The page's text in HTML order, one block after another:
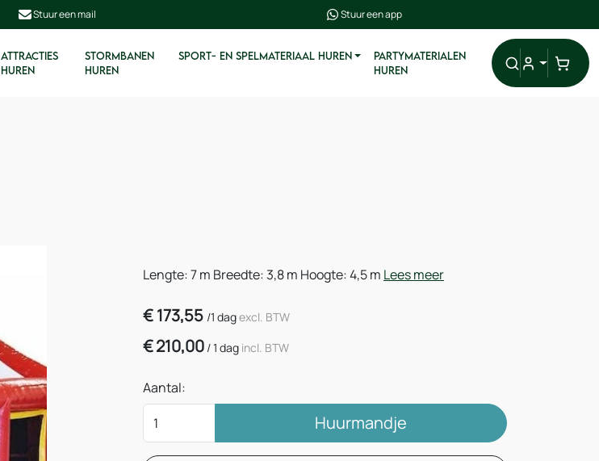
Stuur een mail Stuur een app
ATTRACTIES
HUREN
STORMBANEN
HUREN
SPORT- EN SPELMATERIAAL HUREN
PARTYMATERIALEN
HUREN
Lengte: 7 m Breedte: 3,8 m Hoogte: 4,5 m Lees meer
€173,55 /1 dagexcl. BTW
€210,00 /1 dag incl. BTW
Aantal:
Huurmandje